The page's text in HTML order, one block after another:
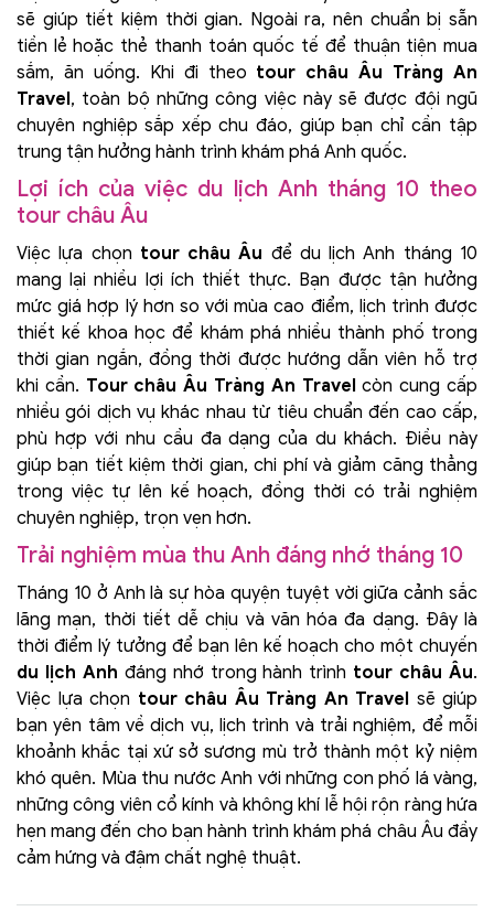
sẽ giúp tiết kiệm thời gian. Ngoài ra, nên chuẩn bị sẵn
tiền lẻ hoặc thẻ thanh toán quốc tế để thuận tiện mua
sắm, ăn uống. Khi đi theo tour châu Âu Tràng An
Travel, toàn bộ những công việc này sẽ được đội ngũ
chuyên nghiệp sắp xếp chu đáo, giúp bạn chỉ cần tập
trung tận hưởng hành trình khám phá Anh quốc.
Lợi ích của việc du lịch Anh tháng 10 theo
tour châu Âu
Việc lựa chọn tour châu Âu để du lịch Anh tháng 10
mang lại nhiều lợi ích thiết thực. Bạn được tận hưởng
mức giá hợp lý hơn so với mùa cao điểm, lịch trình được
thiết kế khoa học để khám phá nhiều thành phố trong
thời gian ngắn, đồng thời được hướng dẫn viên hỗ trợ
khi cần. Tour châu Âu Tràng An Travelcòn cung cấp
nhiều gói dịch vụ khác nhau từ tiêu chuẩn đến cao cấp,
phù hợp với nhu cầu đa dạng của du khách. Điều này
giúp bạn tiết kiệm thời gian, chi phí và giảm căng thẳng
trong việc tự lên kế hoạch, đồng thời có trải nghiệm
chuyên nghiệp, trọn vẹn hơn.
Trải nghiệm mùa thu Anh đáng nhớ tháng 10
Tháng 10 ở Anh là sự hòa quyện tuyệt vời giữa cảnh sắc
lãng mạn, thời tiết dễ chịu và văn hóa đa dạng. Đây là
thời điểm lý tưởng để bạn lên kế hoạch cho một chuyến
du lịch Anh đáng nhớ trong hành trình tour châu Âu.
Việc lựa chọn tour châu Âu Tràng An Travel sẽ giúp
bạn yên tâm về dịch vụ, lịch trình và trải nghiệm, để mỗi
khoảnh khắc tại xứ sở sương mù trở thành một kỷ niệm
khó quên. Mùa thu nước Anh với những con phố lá vàng,
những công viên cổ kính và không khí lễ hội rộn ràng hứa
hẹn mang đến cho bạn hành trình khám phá châu Âu đầy
cảm hứng và đậm chất nghệ thuật.